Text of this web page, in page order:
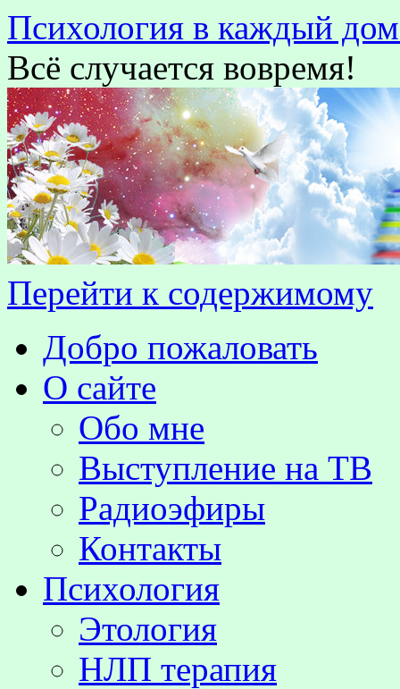
Психология в каждый
Всё случается вовремя!
Перейти к содержимому
Добро пожаловать
О сайте
Обо мне
Выступление на TВ
Радиоэфиры
Контакты
Психология
Этология
НЛП терапия